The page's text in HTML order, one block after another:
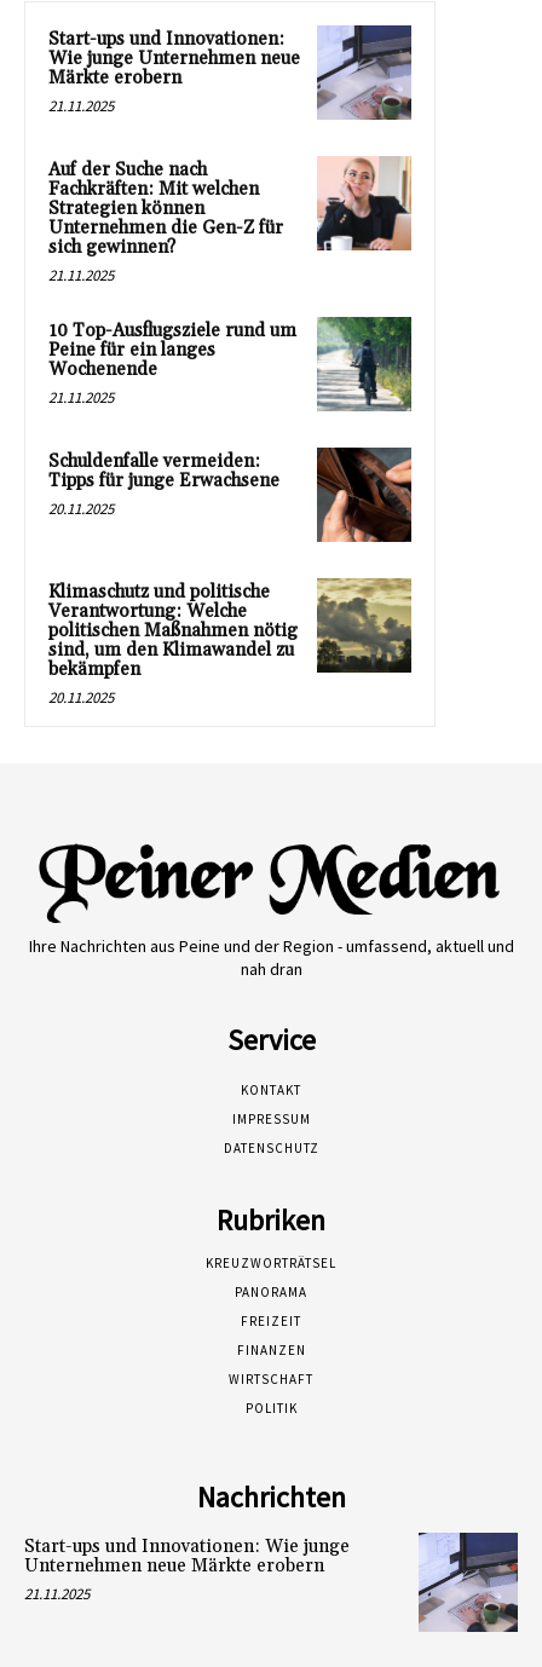
Start-ups und Innovationen:
Wie junge Unternehmen neue
Märkte erobern
21.11.2025
Auf der Suche nach
Fachkräften: Mit welchen
Strategien können
Unternehmen die Gen-Z für
sich gewinnen?
21.11.2025
10 Top-Ausflugsziele rund um
Peine für ein langes
Wochenende
21.11.2025
Schuldenfalle vermeiden:
Tipps für junge Erwachsene
20.11.2025
Klimaschutz und politische
Verantwortung: Welche
politischen Maßnahmen nötig
sind, um den Klimawandel zu
bekämpfen
20.11.2025
Ihre Nachrichten aus Peine und der Region - umfassend, aktuell und
nah dran
Service
KONTAKT
IMPRESSUM
DATENSCHUTZ
Rubriken
KREUZWORTRÄTSEL
PANORAMA
FREIZEIT
FINANZEN
WIRTSCHAFT
POLITIK
Nachrichten
Start-ups und Innovationen: Wie junge
Unternehmen neue Märkte erobern
21.11.2025